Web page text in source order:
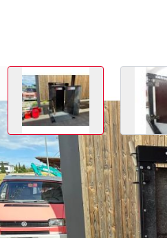
View larger image